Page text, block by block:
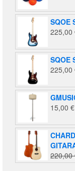
SQOE
225,00
SQOE
225,00
15,00 €
220,00